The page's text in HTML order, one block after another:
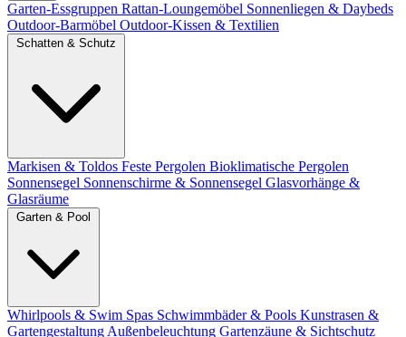
Garten-Essgruppen Rattan-Loungemöbel Sonnenliegen & Daybeds
Outdoor-Barmöbel Outdoor-Kissen & Textilien
Markisen & Toldos Feste Pergolen Bioklimatische Pergolen
Sonnensegel Sonnenschirme & Sonnensegel Glasvorhänge &
Glasräume
Whirlpools & Swim Spas Schwimmbäder & Pools Kunstrasen &
Gartengestaltung Außenbeleuchtung Gartenzäune & Sichtschutz